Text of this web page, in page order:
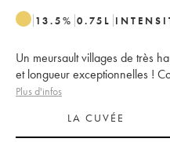
13.5% 0.75 L
Un meursault villages de très
et longueur exceptionnelles !
Plus d'infos
LA CUVÉE